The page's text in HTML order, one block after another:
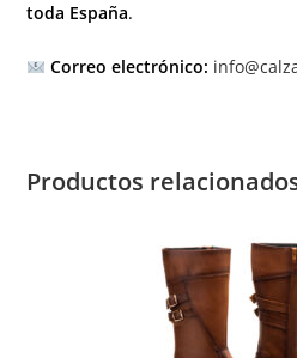
toda España.
Correo electrónico:
Productos